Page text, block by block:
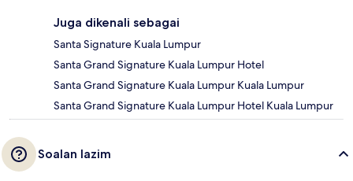
Juga dikenali sebagai
Santa Signature Kuala Lumpur
Santa Grand Signature Kuala Lumpur Hotel
Santa Grand Signature Kuala Lumpur Kuala Lumpur
Santa Grand Signature Kuala Lumpur Hotel Kuala Lumpur
Soalan lazim